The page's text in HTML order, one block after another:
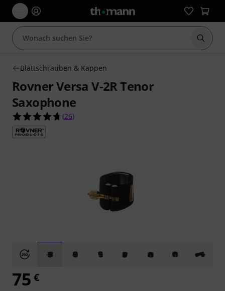
Suche
Blattschrauben & Kappen
Rovner Versa V-2R Tenor
Saxophone
4.7 von 5 Sternen aus 26 Kundenbewertungen
(26)
75 €